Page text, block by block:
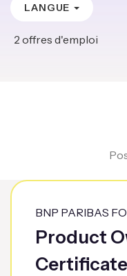
LANGUE
2 offres d'emploi
BNP PARIBAS
Product